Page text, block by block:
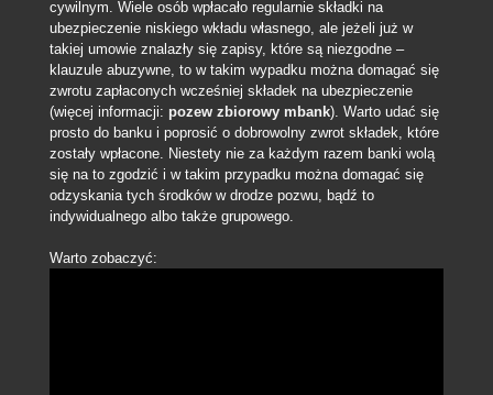
cywilnym. Wiele osób wpłacało regularnie składki na
ubezpieczenie niskiego wkładu własnego, ale jeżeli już w
takiej umowie znalazły się zapisy, które są niezgodne –
klauzule abuzywne, to w takim wypadku można domagać się
zwrotu zapłaconych wcześniej składek na ubezpieczenie
(więcej informacji: pozew zbiorowy mbank). Warto udać się
prosto do banku i poprosić o dobrowolny zwrot składek, które
zostały wpłacone. Niestety nie za każdym razem banki wolą
się na to zgodzić i w takim przypadku można domagać się
odzyskania tych środków w drodze pozwu, bądź to
indywidualnego albo także grupowego.
Warto zobaczyć: